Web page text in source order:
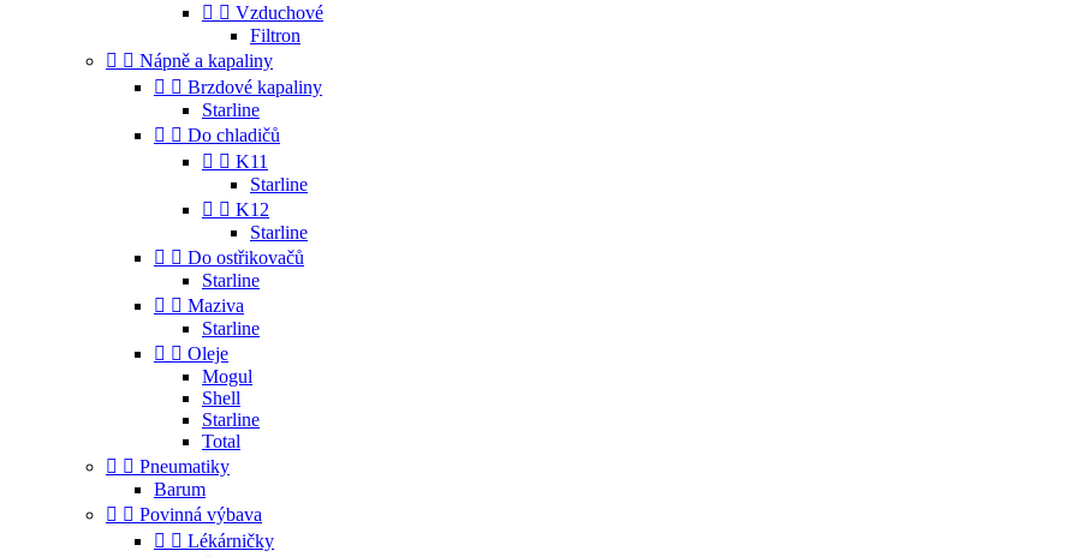
  Vzduchové
Filtron
  Nápně a kapaliny
  Brzdové kapaliny
Starline
  Do chladičů
  K11
Starline
  K12
Starline
  Do ostřikovačů
Starline
  Maziva
Starline
  Oleje
Mogul
Shell
Starline
Total
  Pneumatiky
Barum
  Povinná výbava
  Lékárničky